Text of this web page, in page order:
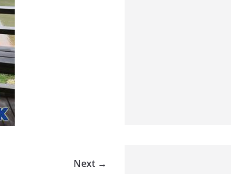
Next →